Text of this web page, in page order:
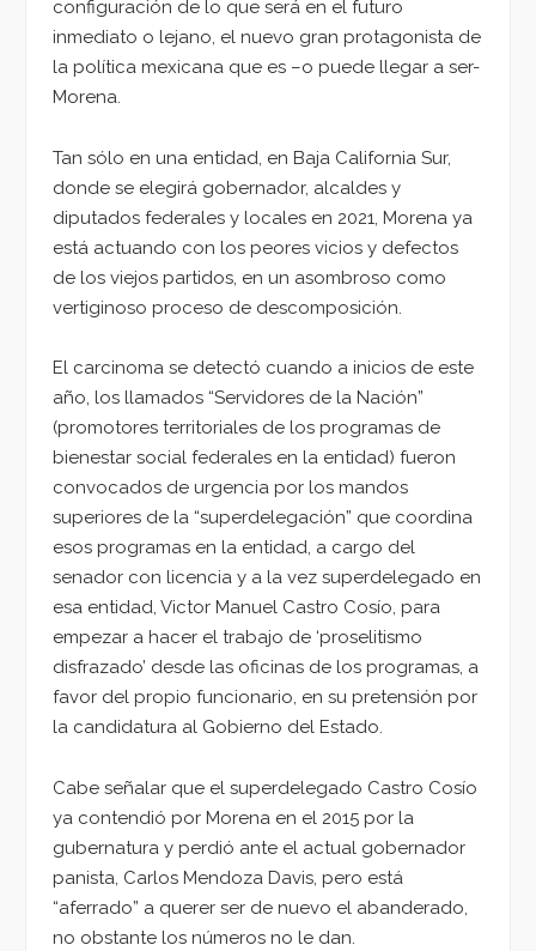
configuración de lo que será en el futuro
inmediato o lejano, el nuevo gran protagonista de
la política mexicana que es –o puede llegar a ser-
Morena.
Tan sólo en una entidad, en Baja California Sur,
donde se elegirá gobernador, alcaldes y
diputados federales y locales en 2021, Morena ya
está actuando con los peores vicios y defectos
de los viejos partidos, en un asombroso como
vertiginoso proceso de descomposición.
El carcinoma se detectó cuando a inicios de este
año, los llamados “Servidores de la Nación”
(promotores territoriales de los programas de
bienestar social federales en la entidad) fueron
convocados de urgencia por los mandos
superiores de la “superdelegación” que coordina
esos programas en la entidad, a cargo del
senador con licencia y a la vez superdelegado en
esa entidad, Victor Manuel Castro Cosío, para
empezar a hacer el trabajo de ‘proselitismo
disfrazado’ desde las oficinas de los programas, a
favor del propio funcionario, en su pretensión por
la candidatura al Gobierno del Estado.
Cabe señalar que el superdelegado Castro Cosío
ya contendió por Morena en el 2015 por la
gubernatura y perdió ante el actual gobernador
panista, Carlos Mendoza Davis, pero está
“aferrado” a querer ser de nuevo el abanderado,
no obstante los números no le dan.